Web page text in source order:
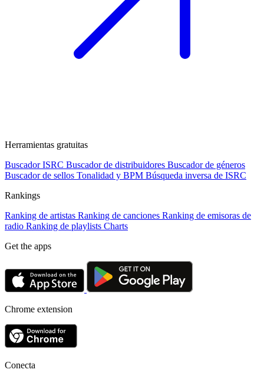
Herramientas gratuitas
Buscador ISRC Buscador de distribuidores Buscador de géneros
Buscador de sellos Tonalidad y BPM Búsqueda inversa de ISRC
Rankings
Ranking de artistas Ranking de canciones Ranking de emisoras de
radio Ranking de playlists Charts
Get the apps
Chrome extension
Conecta